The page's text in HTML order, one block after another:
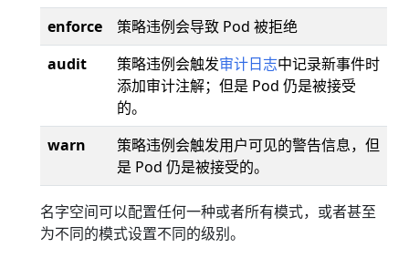
enforce
策略违例会导致 Pod 被拒绝
audit
策略违例会触发审计日志中记录新事件时
添加审计注解；但是 Pod 仍是被接受
的。
warn
策略违例会触发用户可见的警告信息，但
是 Pod 仍是被接受的。
名字空间可以配置任何一种或者所有模式，或者甚至
为不同的模式设置不同的级别。